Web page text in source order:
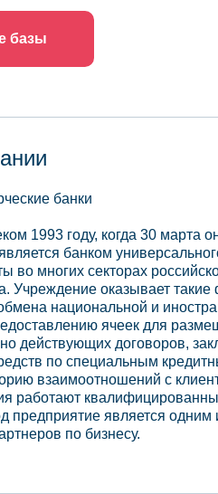
базы
банки
1993 году, когда 30 марта
банком
многих секторах
Учреждение оказывает
национальной и
ячеек для
действующих договоров,
по специальным
взаимоотношений с
работают
предприятие является
по бизнесу.